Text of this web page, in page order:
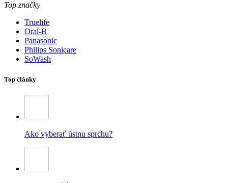
Top značky
Truelife
Oral-B
Panasonic
Philips Sonicare
SoWash
Top články
Ako vyberať ústnu sprchu?